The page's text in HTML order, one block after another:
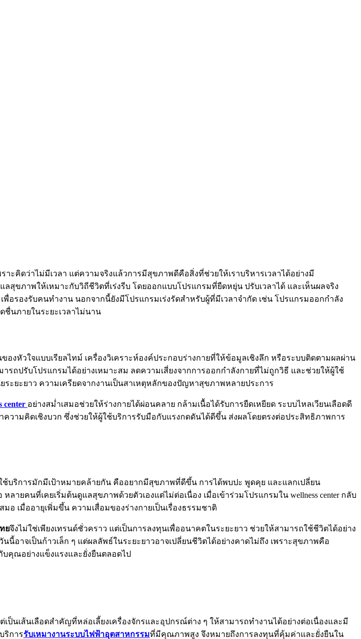
ะคิดว่าไม่มีเวลา แต่ความจริงแล้วการมีสุขภาพดีคือสิ่งที่ช่วยให้เราบริหารเวลาได้อย่างมี
สุขภาพให้เหมาะกับวิถีชีวิตที่เร่งรีบ โดยออกแบบโปรแกรมที่ยืดหยุ่น ปรับเวลาได้ และเห็นผลจริง
พื่อรองรับคนทำงาน นอกจากนี้ยังมีโปรแกรมเร่งรัดสำหรับผู้ที่มีเวลาจำกัด เช่น โปรแกรมออกกำลัง
นภายในระยะเวลาไม่นาน
งหัวใจแบบเรียลไทม์ เครื่องวิเคราะห์องค์ประกอบร่างกายที่ให้ข้อมูลเชิงลึก หรือระบบติดตามผลผ่าน
ปรับโปรแกรมได้อย่างเหมาะสม ลดความเสี่ยงจากการออกกำลังกายที่ไม่ถูกวิธี และช่วยให้ผู้ใช้
ะยะยาว ความเครียดจากงานเป็นสาเหตุหลักของปัญหาสุขภาพหลายประการ
center อย่างสม่ำเสมอช่วยให้ร่างกายได้ผ่อนคลาย กล้ามเนื้อได้รับการยืดเหยียด ระบบไหลเวียนเลือดดี
ามคิดเชิงบวก ซึ่งช่วยให้ผู้ใช้บริการรับมือกับแรงกดดันได้ดีขึ้น ส่งผลโดยตรงต่อประสิทธิภาพการ
บริการมักมีเป้าหมายคล้ายกัน คืออยากมีสุขภาพที่ดีขึ้น การได้พบปะ พูดคุย และแลกเปลี่ยน
ยคนที่เคยเริ่มต้นดูแลสุขภาพด้วยตัวเองแต่ไม่ต่อเนื่อง เมื่อเข้าร่วมโปรแกรมใน wellness center กลับ
เมื่ออายุเพิ่มขึ้น ความเสื่อมของร่างกายเป็นเรื่องธรรมชาติ
ยจึงไม่ใช่เพียงเทรนด์ชั่วคราว แต่เป็นการลงทุนเพื่ออนาคตในระยะยาว ช่วยให้สามารถใช้ชีวิตได้อย่าง
อาจเป็นก้าวเล็ก ๆ แต่ผลลัพธ์ในระยะยาวอาจเปลี่ยนชีวิตได้อย่างคาดไม่ถึง เพราะสุขภาพคือ
คุณอย่างแข็งแรงและยั่งยืนตลอดไป
ป็นเส้นเลือดสำคัญที่หล่อเลี้ยงเครื่องจักรและอุปกรณ์ต่าง ๆ ให้สามารถทำงานได้อย่างต่อเนื่องและมี
ริการรับเหมางานระบบไฟฟ้าอุตสาหกรรมที่มีคุณภาพสูง จึงหมายถึงการลงทุนที่คุ้มค่าและยั่งยืนใน